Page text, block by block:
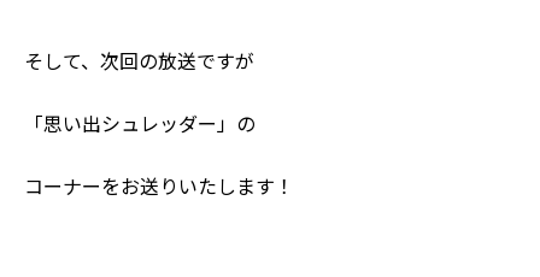
そして、次回の放送ですが
「思い出シュレッダー」の
コーナーをお送りいたします！